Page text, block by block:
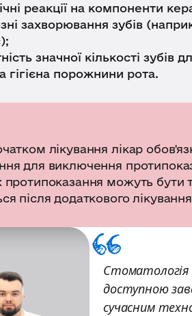
реакції на компоненти
захворювання зубів
значної кількості зубів
гігієна порожнини рота.
лікування лікар
для виключення
протипоказання можуть бути
після додаткового
Стоматологія
доступною
сучасним